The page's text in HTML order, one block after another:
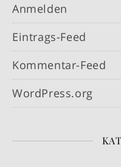
Anmelden
Eintrags-Feed
Kommentar-Feed
WordPress.org